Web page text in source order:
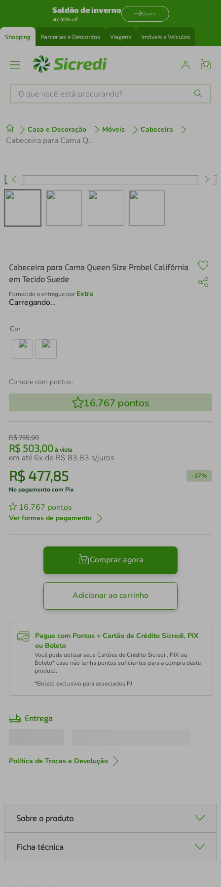
Saldão de inverno
até 40% off
Quero
Shopping Parcerias e Descontos Viagens Imóveis e Veículos
O que você está procurando?
Casa e Decoração Móveis Cabeceira
Cabeceira para Cama Queen Size Probel Califórnia em Tecido Suede
Cabeceira para Cama Queen Size Probel Califórnia
em Tecido Suede
Fornecido e entregue por Extra
Carregando…
Cor
Compre com pontos:
16.767 pontos
R$759,90
R$ 503,00 à vista
em até 6x de R$ 83,83 s/juros
R$ 477,85 -37%
No pagamento com Pix
16.767 pontos
Ver formas de pagamento
Comprar agora
Adicionar ao carrinho
Pague com Pontos + Cartão de Crédito Sicredi, PIX
ou Boleto
Você pode utilizar seus Cartões de Crédito Sicredi , PIX ou
Boleto* caso não tenha pontos suficientes para a compra deste
produto.
*Boleto exclusivo para associados PJ
Entrega
Política de Trocas e Devolução
Sobre o produto
Ficha técnica
1º tenis
perfume